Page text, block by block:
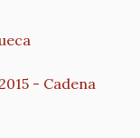
- Cadena